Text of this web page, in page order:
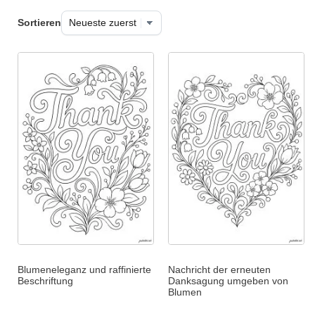
Sortieren
Blumeneleganz und raffinierte
Beschriftung
Nachricht der erneuten
Danksagung umgeben von
Blumen